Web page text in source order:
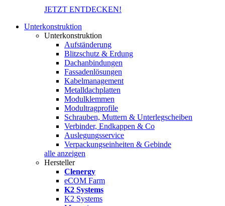
JETZT ENTDECKEN!
Unterkonstruktion
Unterkonstruktion
Aufständerung
Blitzschutz & Erdung
Dachanbindungen
Fassadenlösungen
Kabelmanagement
Metalldachplatten
Modulklemmen
Modultragprofile
Schrauben, Muttern & Unterlegscheiben
Verbinder, Endkappen & Co
Auslegungsservice
Verpackungseinheiten & Gebinde
alle anzeigen
Hersteller
Clenergy
eCOM Farm
K2 Systems
K2 Systems